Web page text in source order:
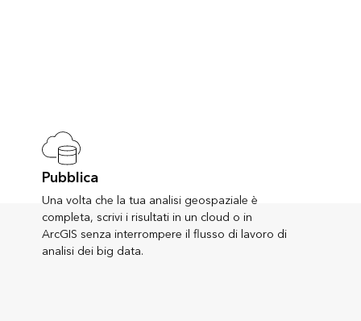
Pubblica
Una volta che la tua analisi geospaziale è
completa, scrivi i risultati in un cloud o in
ArcGIS senza interrompere il flusso di lavoro di
analisi dei big data.